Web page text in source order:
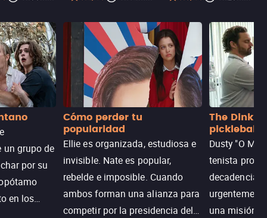
un grupo de
por su
en los
Cómo perder tu
popularidad
Ellie es organizada, estudiosa e
invisible. Nate es popular,
rebelde e imposible. Cuando
ambos forman una alianza para
competir por la presidencia del
The Dink:
pickleball
Dusty "O
tenista
decadencia,
una misión